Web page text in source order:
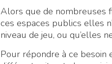
Alors que de nombreuses
ces espaces publics elles
niveau de jeu, ou qu’elles
Pour répondre à ce besoin